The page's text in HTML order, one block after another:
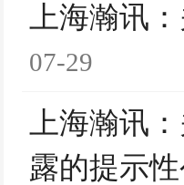
上海瀚讯
07-29
上海瀚讯
露的提示